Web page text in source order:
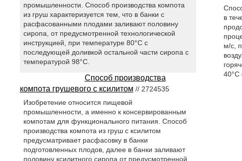
в
м/с,
40°С
промышленности. Способ производства компота
из груш характеризуется тем, что в банки с
расфасованными плодами заливают половину
сиропа, от предусмотренной технологической
инструкцией, при температуре 80°С с
последующей доливкой остальной части сиропа с
температурой 98°С.
Способ производства
компота грушевого с ксилитом // 2724535
Изобретение относится пищевой
промышленности, а именно к консервированным
компотам для функционального питания. Способ
производства компота из груш с ксилитом
предусматривает расфасовку в банки
подготовленных плодов, далее в банки заливают
половину ксилитного сиропа от предусмотренной